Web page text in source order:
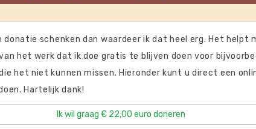
donatie schenken dan waardeer ik dat heel erg. Het helpt
het werk dat ik doe gratis te blijven doen voor
het niet kunnen missen. Hieronder kunt u direct een
Hartelijk dank!
Ik wil graag € 22,00 euro doneren